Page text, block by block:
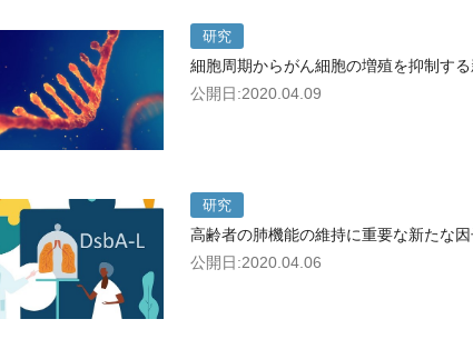
研究
細胞周期からがん細胞の増殖を抑制す
公開日:2020.04.09
研究
高齢者の肺機能の維持に重要な新たな
公開日:2020.04.06